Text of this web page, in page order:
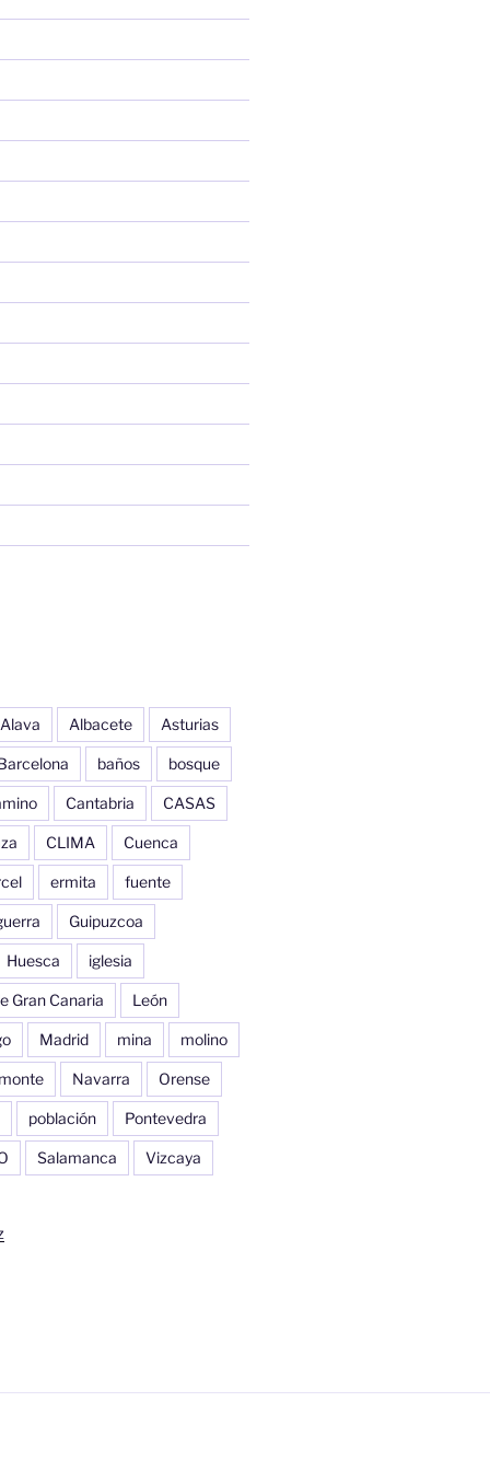
Alava Albacete Asturias
baños bosque
Cantabria CASAS
CLIMA Cuenca
ermita fuente
Guipuzcoa
Huesca iglesia
Gran Canaria León
Madrid mina molino
monte Navarra Orense
población Pontevedra
Salamanca Vizcaya